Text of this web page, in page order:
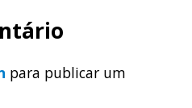
para publicar um